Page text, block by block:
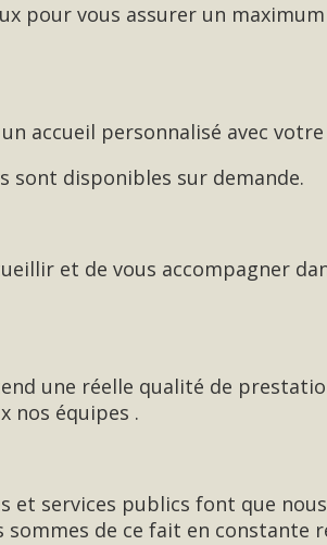
pour vous assurer un
accueil personnalisé avec
sont disponibles sur demande.
et de vous accompagner
une réelle qualité de
nos équipes .
et services publics font que
de ce fait en constante